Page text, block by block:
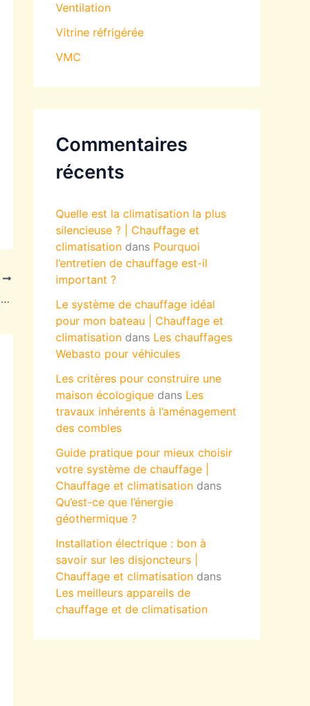
Dépannage d’une pompe à chaleur : à qui s’adresser ?
Ventilation
Vitrine réfrigérée
VMC
Commentaires
récents
Quelle est la climatisation la plus
silencieuse ? | Chauffage et
climatisation dans Pourquoi
l’entretien de chauffage est-il
important ?
Le système de chauffage idéal
pour mon bateau | Chauffage et
climatisation dans Les chauffages
Webasto pour véhicules
Les critères pour construire une
maison écologique dans Les
travaux inhérents à l’aménagement
des combles
Guide pratique pour mieux choisir
votre système de chauffage |
Chauffage et climatisation dans
Qu’est-ce que l’énergie
géothermique ?
Installation électrique : bon à
savoir sur les disjoncteurs |
Chauffage et climatisation dans
Les meilleurs appareils de
chauffage et de climatisation